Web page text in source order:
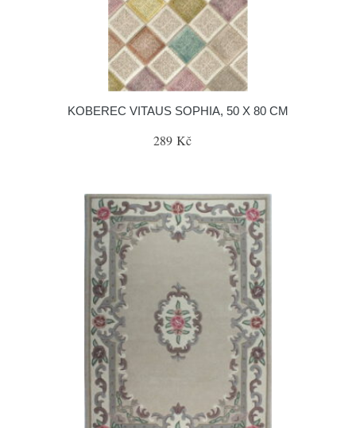
KOBEREC VITAUS SOPHIA, 50 X 80 CM
289 Kč